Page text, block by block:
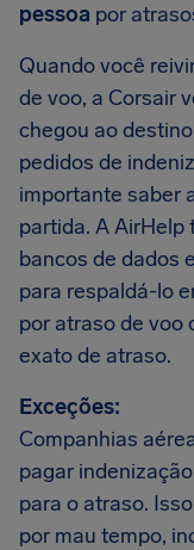
pessoa por
Quando você
de voo, a Corsair
chegou ao
pedidos de
importante saber
partida. A AirHelp
bancos de dados
para respaldá-lo
por atraso de voo
exato de atraso.
Exceções:
Companhias
pagar
para o atraso.
por mau tempo,